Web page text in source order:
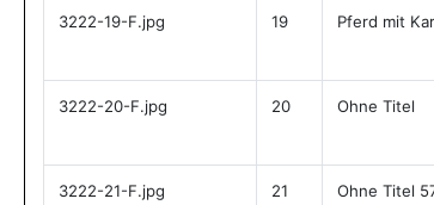
3222-19-F.jpg 19 Pferd mit
3222-20-F.jpg 20 Ohne Titel
3222-21-F.jpg 21 Ohne Titel